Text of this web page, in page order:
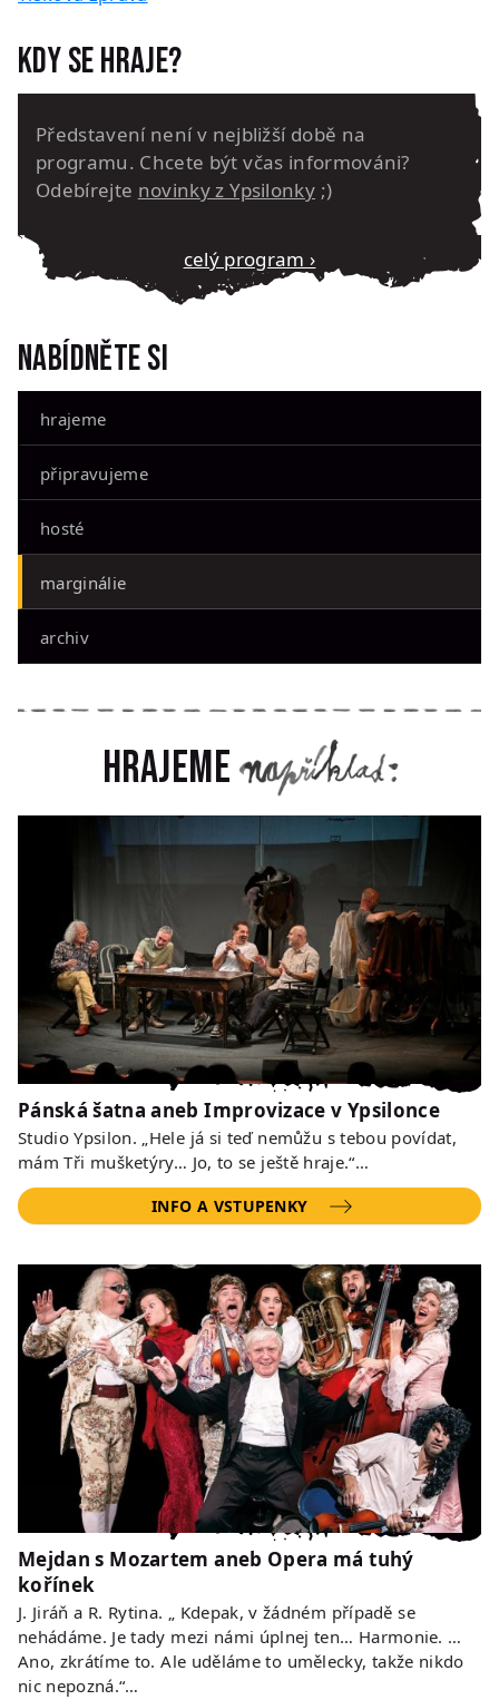
Nabídněte si
hrajeme
připravujeme
hosté
marginálie
archiv
Kdy se hraje?
Představení není v nejbližší době na
programu. Chcete být včas informováni?
Odebírejte novinky z Ypsilonky ;)
Celý program ›
Hrajeme
Pánská šatna aneb Improvizace v Ypsilonce
Studio Ypsilon. „Hele já si teď nemůžu s tebou povídat,
mám Tři mušketýry… Jo, to se ještě hraje.“…
INFO A VSTUPENKY
Mejdan s Mozartem aneb Opera má tuhý
kořínek
J. Jiráň a R. Rytina. „ Kdepak, v žádném případě se
nehádáme. Je tady mezi námi úplnej ten… Harmonie. …
Ano, zkrátíme to. Ale uděláme to umělecky, takže nikdo
nic nepozná.“…